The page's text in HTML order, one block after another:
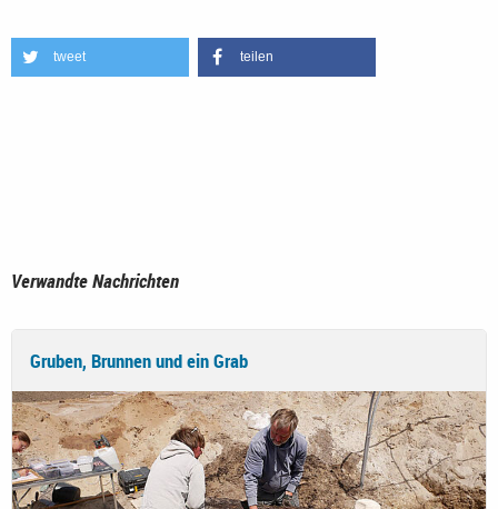
tweet teilen
Verwandte Nachrichten
Gruben, Brunnen und ein Grab